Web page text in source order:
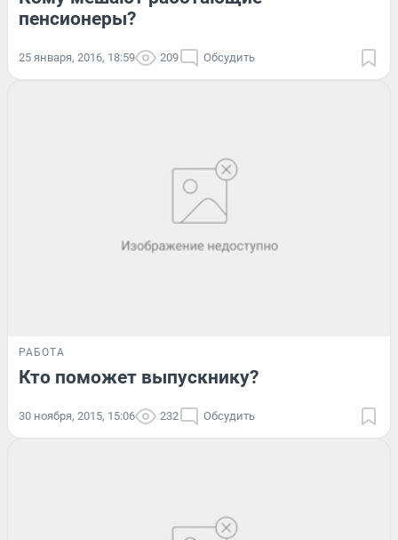
пенсионеры?
25 января, 2016, 18:59 209 Обсудить
РАБОТА
Кто поможет выпускнику?
30 ноября, 2015, 15:06 232 Обсудить